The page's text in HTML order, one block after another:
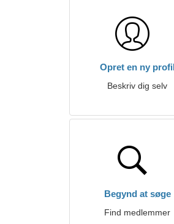
Opret en ny profil
Beskriv dig selv
Begynd at søge
Find medlemmer